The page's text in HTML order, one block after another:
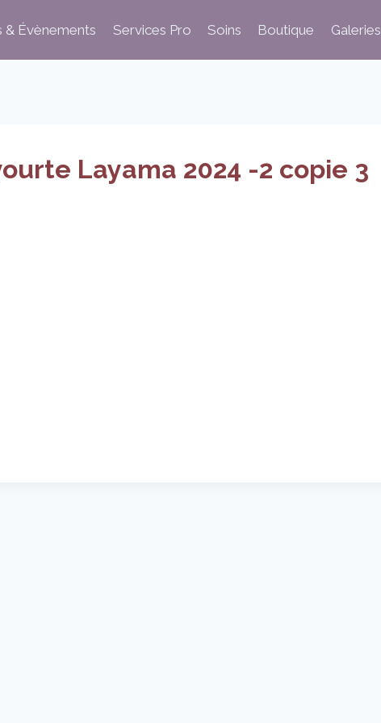
& Évènements Services Pro Soins Boutique Galeries
Layama 2024 -2 copie 3